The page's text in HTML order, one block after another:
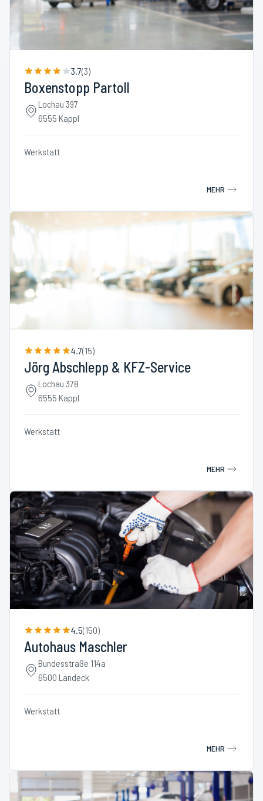
3.7(3)
Boxenstopp Partoll
Lochau 397
6555 Kappl
Werkstatt
MEHR
4.7(15)
Jörg Abschlepp & KFZ-Service
Lochau 378
6555 Kappl
Werkstatt
MEHR
4.5(150)
Autohaus Maschler
Bundesstraße 114a
6500 Landeck
Werkstatt
MEHR